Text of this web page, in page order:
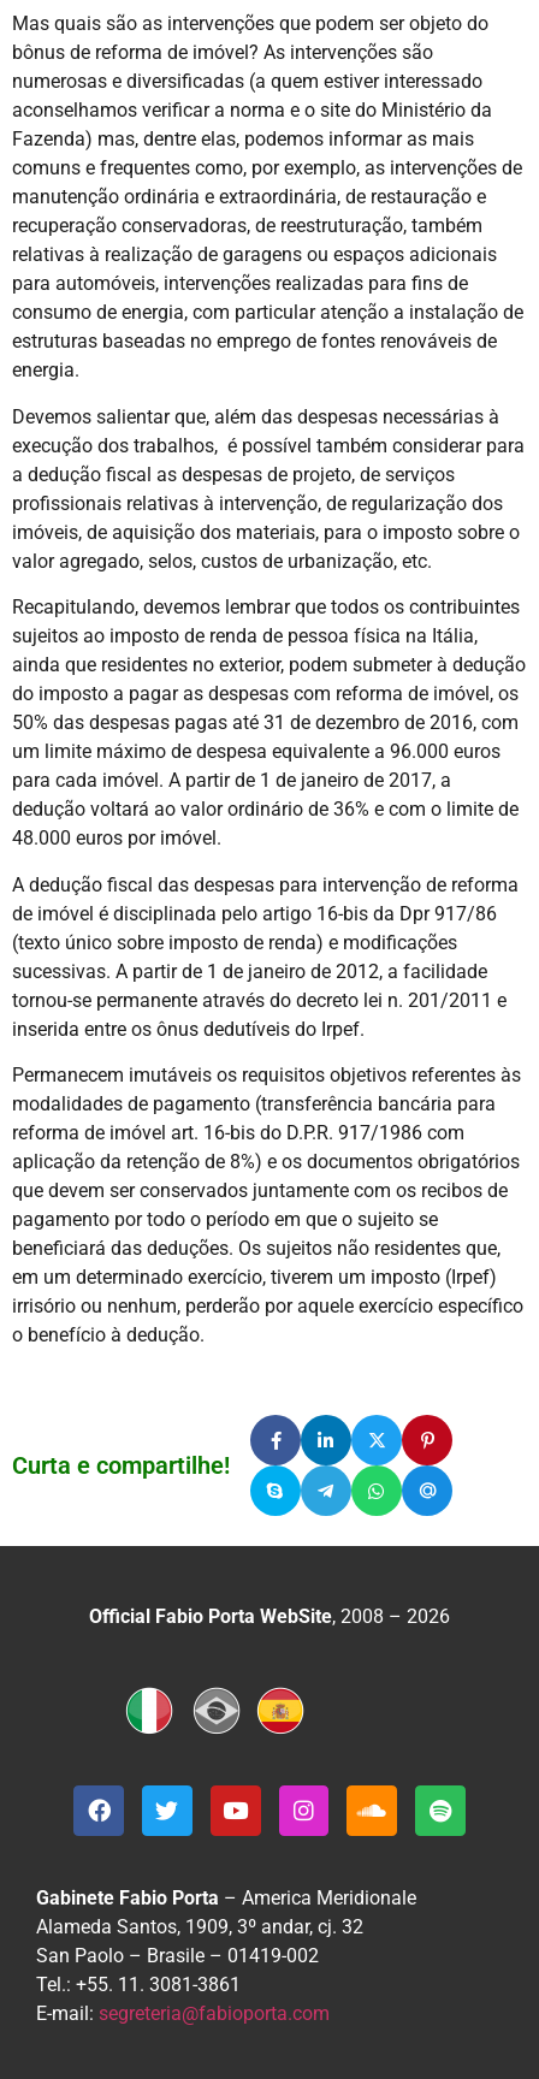
Mas quais são as intervenções que podem ser objeto do
bônus de reforma de imóvel? As intervenções são
numerosas e diversificadas (a quem estiver interessado
aconselhamos verificar a norma e o site do Ministério da
Fazenda) mas, dentre elas, podemos informar as mais
comuns e frequentes como, por exemplo, as intervenções de
manutenção ordinária e extraordinária, de restauração e
recuperação conservadoras, de reestruturação, também
relativas à realização de garagens ou espaços adicionais
para automóveis, intervenções realizadas para fins de
consumo de energia, com particular atenção a instalação de
estruturas baseadas no emprego de fontes renováveis de
energia.
Devemos salientar que, além das despesas necessárias à
execução dos trabalhos, é possível também considerar para
a dedução fiscal as despesas de projeto, de serviços
profissionais relativas à intervenção, de regularização dos
imóveis, de aquisição dos materiais, para o imposto sobre o
valor agregado, selos, custos de urbanização, etc.
Recapitulando, devemos lembrar que todos os contribuintes
sujeitos ao imposto de renda de pessoa física na Itália,
ainda que residentes no exterior, podem submeter à dedução
do imposto a pagar as despesas com reforma de imóvel, os
50% das despesas pagas até 31 de dezembro de 2016, com
um limite máximo de despesa equivalente a 96.000 euros
para cada imóvel. A partir de 1 de janeiro de 2017, a
dedução voltará ao valor ordinário de 36% e com o limite de
48.000 euros por imóvel.
A dedução fiscal das despesas para intervenção de reforma
de imóvel é disciplinada pelo artigo 16-bis da Dpr 917/86
(texto único sobre imposto de renda) e modificações
sucessivas. A partir de 1 de janeiro de 2012, a facilidade
tornou-se permanente através do decreto lei n. 201/2011 e
inserida entre os ônus dedutíveis do Irpef.
Permanecem imutáveis os requisitos objetivos referentes às
modalidades de pagamento (transferência bancária para
reforma de imóvel art. 16-bis do D.P.R. 917/1986 com
aplicação da retenção de 8%) e os documentos obrigatórios
que devem ser conservados juntamente com os recibos de
pagamento por todo o período em que o sujeito se
beneficiará das deduções. Os sujeitos não residentes que,
em um determinado exercício, tiverem um imposto (Irpef)
irrisório ou nenhum, perderão por aquele exercício específico
o benefício à dedução.
Curta e compartilhe!
Official Fabio Porta WebSite, 2008 – 2026
Gabinete Fabio Porta – America Meridionale
Alameda Santos, 1909, 3º andar, cj. 32
San Paolo – Brasile – 01419-002
Tel.: +55. 11. 3081-3861
E-mail: segreteria@fabioporta.com